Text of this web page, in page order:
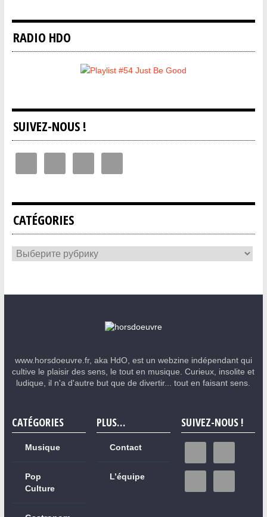
RADIO HDO
SUIVEZ-NOUS !
CATÉGORIES
www.horsdoeuvre.fr, aka HdO, est un webzine indépendant qui
cultive le plaisir des sens, le tout en musique. Curieux, insolite et
ludique, il n'a d'autre but que de divertir... tout en faisant sens.
CATÉGORIES
Musique
Pop
Culture
PLUS…
Contact
L’équipe
SUIVEZ-NOUS !